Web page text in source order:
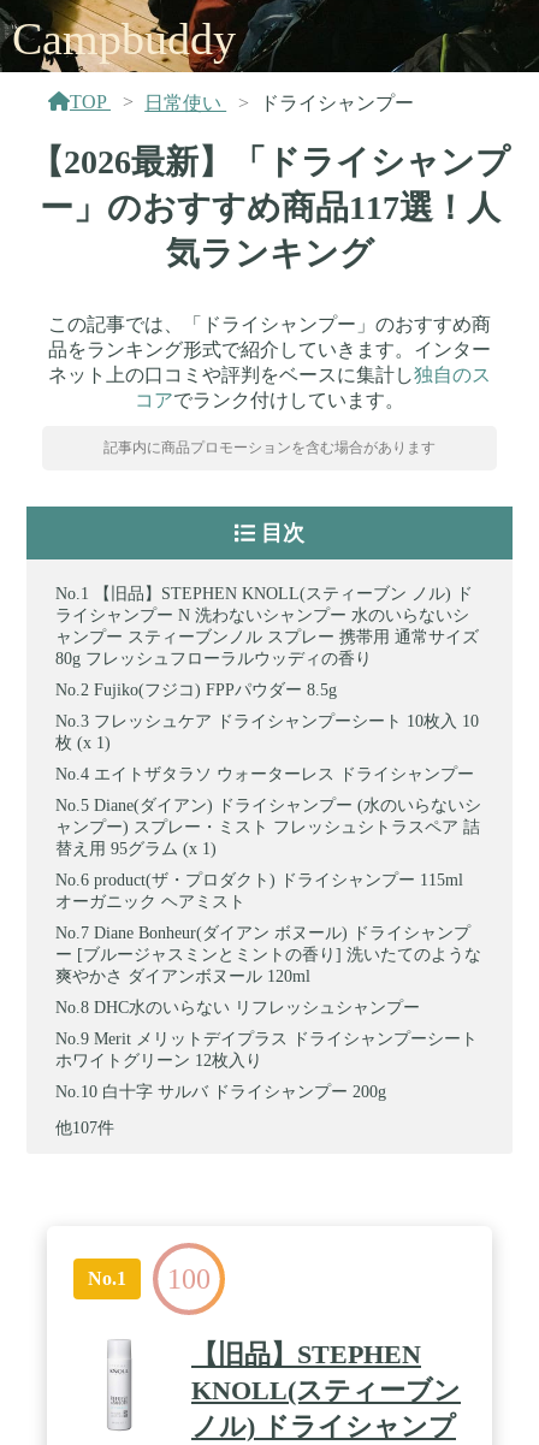
Campbuddy
TOP 日常使い ドライシャンプー
【2026最新】「ドライシャンプ
ー」のおすすめ商品117選！人
気ランキング
この記事では、「ドライシャンプー」のおすすめ商
品をランキング形式で紹介していきます。インター
ネット上の口コミや評判をベースに集計し独自のス
コアでランク付けしています。
記事内に商品プロモーションを含む場合があります
目次
【旧品】STEPHEN KNOLL(スティーブン ノル) ド
ライシャンプー N 洗わないシャンプー 水のいらないシ
ャンプー スティーブンノル スプレー 携帯用 通常サイズ
80g フレッシュフローラルウッディの香り
Fujiko(フジコ) FPPパウダー 8.5g
フレッシュケア ドライシャンプーシート 10枚入 10
枚 (x 1)
エイトザタラソ ウォーターレス ドライシャンプー
Diane(ダイアン) ドライシャンプー (水のいらないシ
ャンプー) スプレー・ミスト フレッシュシトラスペア 詰
替え用 95グラム (x 1)
product(ザ・プロダクト) ドライシャンプー 115ml
オーガニック ヘアミスト
Diane Bonheur(ダイアン ボヌール) ドライシャンプ
ー [ブルージャスミンとミントの香り] 洗いたてのような
爽やかさ ダイアンボヌール 120ml
DHC水のいらない リフレッシュシャンプー
Merit メリットデイプラス ドライシャンプーシート
ホワイトグリーン 12枚入り
白十字 サルバ ドライシャンプー 200g
他107件
No.1 100
【旧品】STEPHEN
KNOLL(スティーブン
ノル) ドライシャンプ